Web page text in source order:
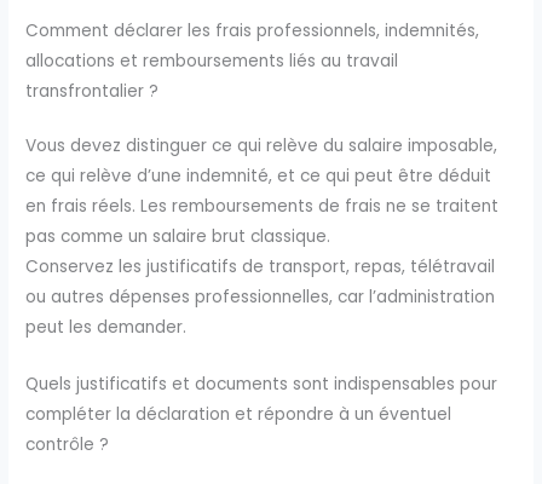
Comment déclarer les frais professionnels, indemnités,
allocations et remboursements liés au travail
transfrontalier ?
Vous devez distinguer ce qui relève du salaire imposable,
ce qui relève d’une indemnité, et ce qui peut être déduit
en frais réels. Les remboursements de frais ne se traitent
pas comme un salaire brut classique.
Conservez les justificatifs de transport, repas, télétravail
ou autres dépenses professionnelles, car l’administration
peut les demander.
Quels justificatifs et documents sont indispensables pour
compléter la déclaration et répondre à un éventuel
contrôle ?